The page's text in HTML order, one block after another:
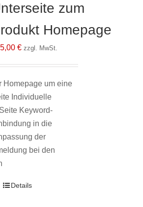
zum
Homepage
€ zzgl. MwSt.
Homepage um eine
Individuelle
Keyword-
in die
der
bei den
Details